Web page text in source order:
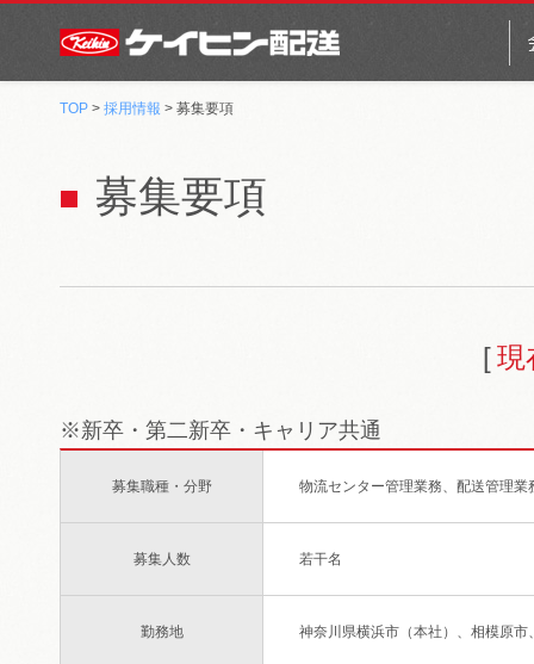
TOP > 採用情報 > 募集要項
募集要項
現
※新卒・第二新卒・キャリア共通
募集職種・分野 物流センター管理業務、配送管理
募集人数 若干名
勤務地 神奈川県横浜市（本社）、相模原市